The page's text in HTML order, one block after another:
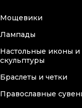
Мощевики
Лампады
Настольные иконы и
скульптуры
Браслеты и четки
Православные